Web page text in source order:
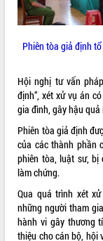
Phiên tòa giả định
Hội nghị tư vấn
định”, xét xử vụ án
gia đình, gây hậu
Phiên tòa giả định
của các thành phần
phiên tòa, luật sư, bị
làm chứng.
Qua quá trình xét
những người tham
hành vi gây thương
thiệu cho cán bộ, hội